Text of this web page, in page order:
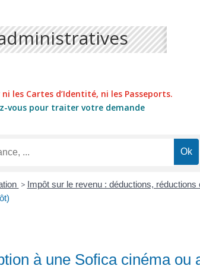
les Cartes d’Identité, ni les Passeports.
vous pour traiter votre demande
> Impôt sur le revenu : déductions,
à une Sofica cinéma ou